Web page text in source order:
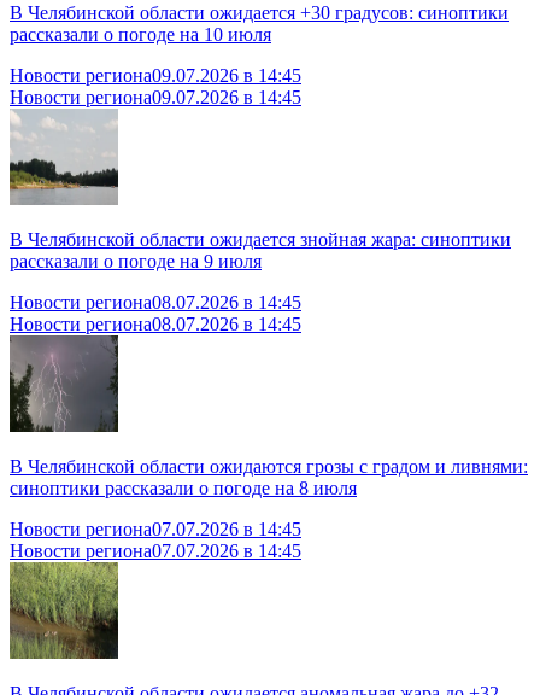
В Челябинской области ожидается +30 градусов: синоптики
рассказали о погоде на 10 июля
Новости региона09.07.2026 в 14:45
Новости региона09.07.2026 в 14:45
В Челябинской области ожидается знойная жара: синоптики
рассказали о погоде на 9 июля
Новости региона08.07.2026 в 14:45
Новости региона08.07.2026 в 14:45
В Челябинской области ожидаются грозы с градом и ливнями:
синоптики рассказали о погоде на 8 июля
Новости региона07.07.2026 в 14:45
Новости региона07.07.2026 в 14:45